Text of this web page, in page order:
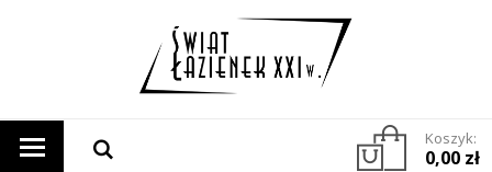
Koszyk:
0,00 zł